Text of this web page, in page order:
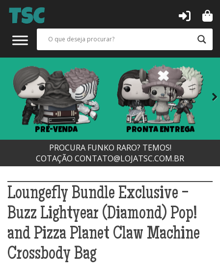
PRÉ-VENDA PRONTA ENTREGA
PROCURA FUNKO RARO? TEMOS!
COTAÇÃO CONTATO@LOJATSC.COM.BR
Loungefly Bundle Exclusive -
Buzz Lightyear (Diamond) Pop!
and Pizza Planet Claw Machine
Crossbody Bag